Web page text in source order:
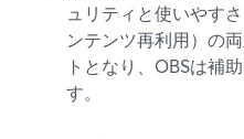
ュリティと使いやす
ンテンツ再利用）の
トとなり、OBSは補
す。